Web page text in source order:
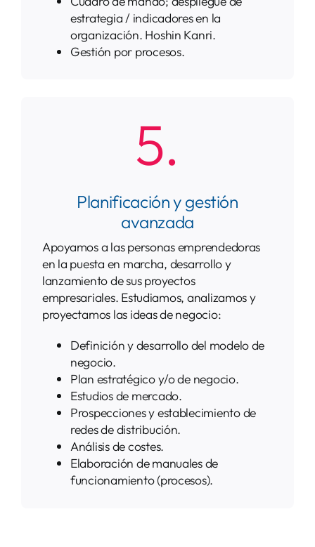
estrategia / indicadores en la
organización. Hoshin Kanri.
Gestión por procesos.
5.
Planificación y gestión
avanzada
Apoyamos a las personas emprendedoras
en la puesta en marcha, desarrollo y
lanzamiento de sus proyectos
empresariales. Estudiamos, analizamos y
proyectamos las ideas de negocio:
Definición y desarrollo del modelo de
negocio.
Plan estratégico y/o de negocio.
Estudios de mercado.
Prospecciones y establecimiento de
redes de distribución.
Análisis de costes.
Elaboración de manuales de
funcionamiento (procesos).